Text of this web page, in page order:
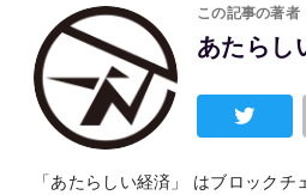
この記事の著者
あたらし
「あたらしい経済」 はブロック